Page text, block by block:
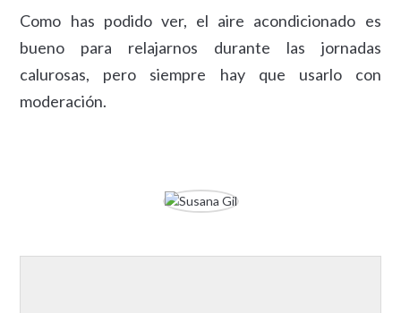
Como has podido ver, el aire acondicionado es
bueno para relajarnos durante las jornadas
calurosas, pero siempre hay que usarlo con
moderación.